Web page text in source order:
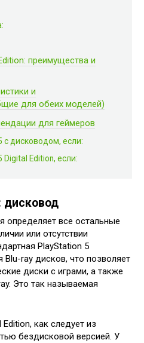
преимущества и
и
для обеих моделей)
для геймеров
с дисководом, если:
Digital Edition, если:
дисковод
определяет все остальные
или отсутствии
PlayStation 5
ray дисков, что позволяет
диски с играми, а также
Это так называемая
как следует из
бездисковой версией. У